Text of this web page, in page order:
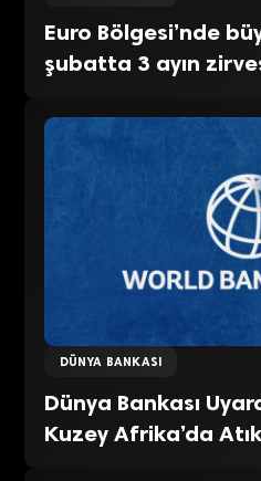
Euro Bölgesi’nde
şubatta 3 ayın
DÜNYA BANKASI
Dünya Bankası
Kuzey Afrika’da